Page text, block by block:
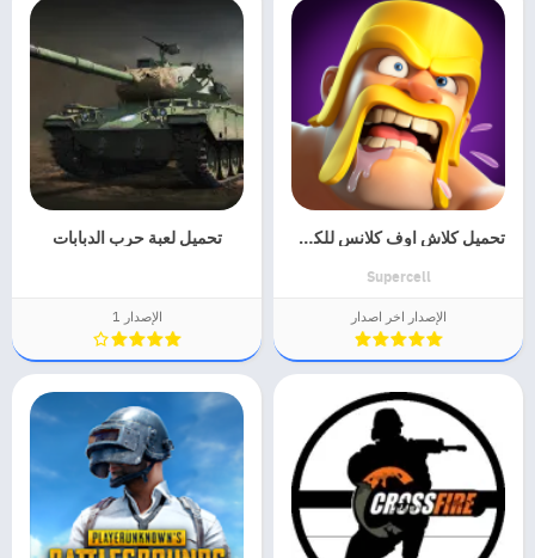
تحميل كلاش اوف كلانس للكمبيوتر
Supercell
الإصدار اخر اصدار
تحميل لعبة حرب الدبابات
الإصدار 1